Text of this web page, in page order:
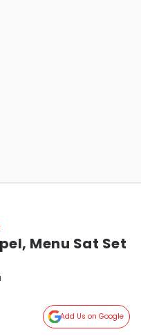
Menu Sat Set
Add Us on Google